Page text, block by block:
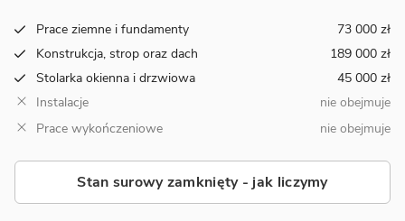
Prace ziemne i fundamenty
73 000 zł
Konstrukcja, strop oraz dach
189 000 zł
Stolarka okienna i drzwiowa
45 000 zł
Instalacje
nie obejmuje
Prace wykończeniowe
nie obejmuje
Stan surowy zamknięty - jak liczymy